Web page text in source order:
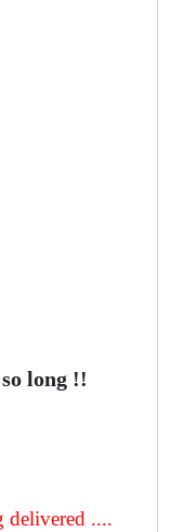
long !!
delivered ....